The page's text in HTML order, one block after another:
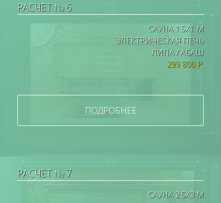
РАСЧЕТ № 6
САУНА 1.5Х1 М
ЭЛЕКТРИЧЕСКАЯ ПЕЧЬ
ЛИПА / АБАШ
299 800 Р.
ПОДРОБНЕЕ
РАСЧЕТ № 7
САУНА 2.5Х3 М